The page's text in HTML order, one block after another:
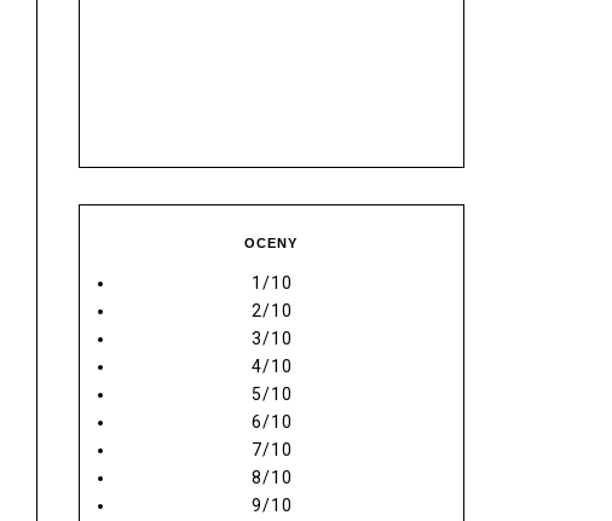
OCENY
1/10
2/10
3/10
4/10
5/10
6/10
7/10
8/10
9/10